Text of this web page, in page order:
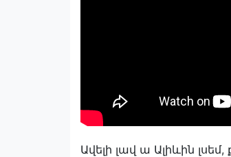
Ավելի լավ ա Ալիևին